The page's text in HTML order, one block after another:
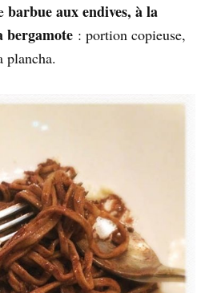
barbue aux endives, à la
bergamote : portion copieuse,
plancha.